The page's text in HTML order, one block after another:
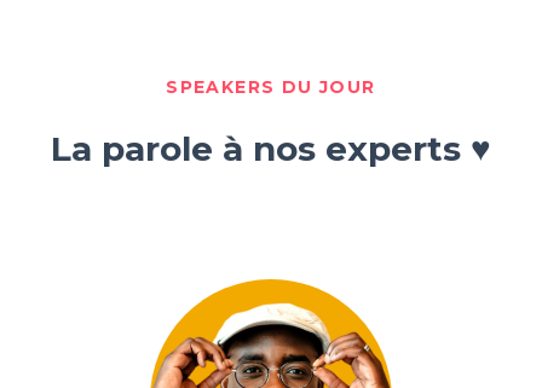
SPEAKERS DU JOUR
La parole à nos experts ♥